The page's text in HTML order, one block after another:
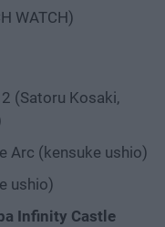
WATCH)
(Satoru Kosaki,
Arc (kensuke ushio)
ushio)
Infinity Castle